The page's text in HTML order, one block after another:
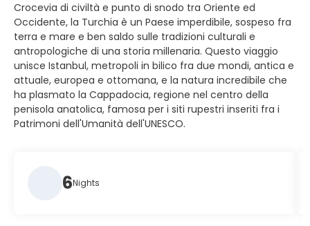
Crocevia di civiltà e punto di snodo tra Oriente ed
Occidente, la Turchia è un Paese imperdibile, sospeso fra
terra e mare e ben saldo sulle tradizioni culturali e
antropologiche di una storia millenaria. Questo viaggio
unisce Istanbul, metropoli in bilico fra due mondi, antica e
attuale, europea e ottomana, e la natura incredibile che
ha plasmato la Cappadocia, regione nel centro della
penisola anatolica, famosa per i siti rupestri inseriti fra i
Patrimoni dell'Umanità dell'UNESCO.
6Nights